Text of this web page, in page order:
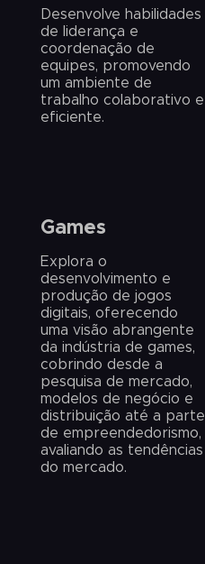
Desenvolve habilidades
de liderança e
coordenação de
equipes, promovendo
um ambiente de
trabalho colaborativo e
eficiente.
Games
Explora o
desenvolvimento e
produção de jogos
digitais, oferecendo
uma visão abrangente
da indústria de games,
cobrindo desde a
pesquisa de mercado,
modelos de negócio e
distribuição até a parte
de empreendedorismo,
avaliando as tendências
do mercado.